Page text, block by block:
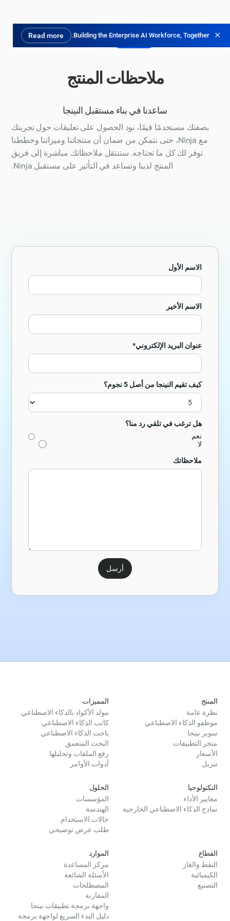
Building the Enterprise AI Workforce, Together.
Read more ✕ جرب مجانًا
ملاحظات المنتج
ساعدنا في بناء مستقبل النينجا
بصفتك مستخدمًا قيمًا، نود الحصول على تعليقات حول تجربتك
مع Ninja، حتى نتمكن من ضمان أن منتجاتنا وميزاتنا وخططنا
توفر لك كل ما تحتاجه. ستنتقل ملاحظاتك مباشرة إلى فريق
المنتج لدينا وتساعد في التأثير على مستقبل Ninja.
الاسم الأول
الاسم الأخير
عنوان البريد الإلكتروني*
كيف تقيم النينجا من أصل 5 نجوم؟
هل ترغب في تلقي رد منا؟
نعم
لا
ملاحظاتك
المنتج
نظرة عامة
موظفو الذكاء الاصطناعي
سوبر نينجا
متجر التطبيقات
الأسعار
تنزيل
المميزات
مولد الأكواد بالذكاء الاصطناعي
كاتب الذكاء الاصطناعي
باحث الذكاء الاصطناعي
البحث المتعمق
رفع الملفات وتحليلها
أدوات الأوامر
التكنولوجيا
معايير الأداء
نماذج الذكاء الاصطناعي الخارجية
الحلول
المؤسسات
الهندسة
حالات الاستخدام
طلب عرض توضيحي
القطاع
النفط والغاز
الكيميائية
التصنيع
الموارد
مركز المساعدة
الأسئلة الشائعة
المصطلحات
المقارنة
واجهة برمجة تطبيقات نينجا
دليل البدء السريع لواجهة برمجة